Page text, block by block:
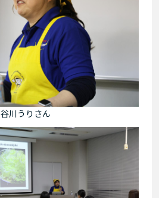
谷川うりさん